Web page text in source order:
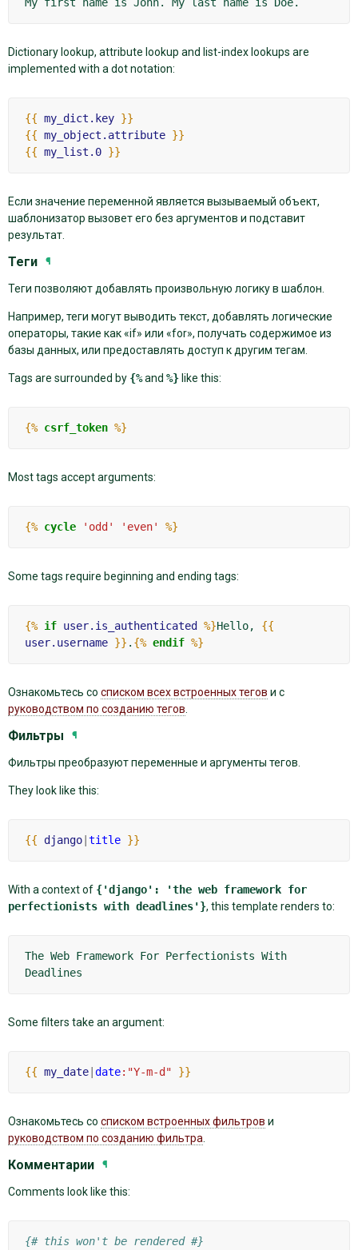
Dictionary lookup, attribute lookup and list-index lookups are
implemented with a dot notation:
{{ my_dict.key }}
{{ my_object.attribute }}
{{ my_list.0 }}
Если значение переменной является вызываемый объект,
шаблонизатор вызовет его без аргументов и подставит
результат.
Теги ¶
Теги позволяют добавлять произвольную логику в шаблон.
Например, теги могут выводить текст, добавлять логические
операторы, такие как «if» или «for», получать содержимое из
базы данных, или предоставлять доступ к другим тегам.
Tags are surrounded by {%and %} like this:
{% csrf_token %}
Most tags accept arguments:
{% cycle 'odd' 'even' %}
Some tags require beginning and ending tags:
{% if user.is_authenticated %}Hello, {{
user.username }} . {% endif %}
Ознакомьтесь со списком всех встроенных тегов и с
руководством по созданию тегов
Фильтры ¶
Фильтры преобразуют переменные и аргументы тегов.
They look like this:
{{ django title }}
With a context of {'django': 'the web framework for
perfectionists with deadlines'}, this template renders to:
The Web Framework For Perfectionists With
Some filters take an argument:
{{ my_date date:"Y-m-d" }}
Ознакомьтесь со списком встроенных фильтров и
руководством по созданию фильтра
Комментарии ¶
Comments look like this:
{# this won't be rendered #}